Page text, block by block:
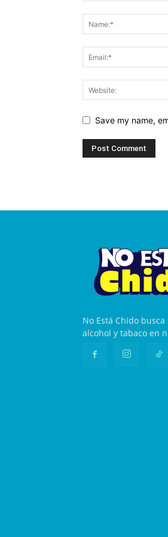
Save my name,
No Está Chido
alcohol y tabaco en